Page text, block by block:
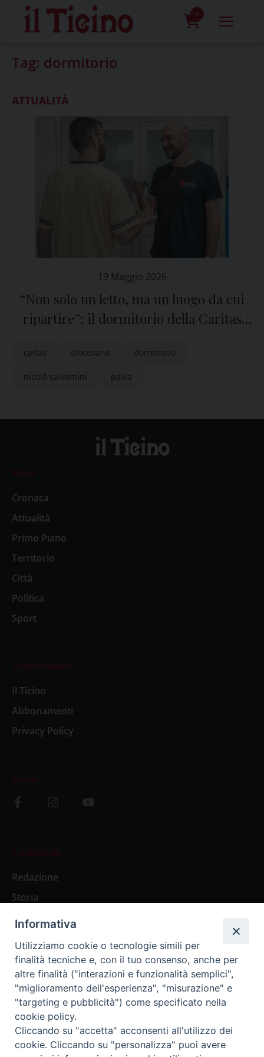
content
0
Tag: dormitorio
ATTUALITÀ
19 Maggio 2026
“Non solo un letto, ma un luogo da cui
ripartire”: il dormitorio della Caritas
caitas diocesana dormitorio
nicolò salvemini pavia
News
Cronaca
Attualità
Primo Piano
Territorio
Città
Politica
Sport
Il settimanale
Il Ticino
Abbonamenti
Privacy Policy
Social
L’editoriale
Redazione
Storia
Abbonamenti
Abbonamento Annuale Digitale
Abbonamento Annuale Cartaceo
Abbonamento Singola Copia Digitale
Informativa
Utilizziamo cookie o tecnologie simili per
finalità tecniche e, con il tuo consenso, anche per
altre finalità ("interazioni e funzionalità semplici",
"miglioramento dell'esperienza", "misurazione" e
"targeting e pubblicità") come specificato nella
cookie policy.
Cliccando su "accetta" acconsenti all'utilizzo dei
cookie. Cliccando su "personalizza" puoi avere